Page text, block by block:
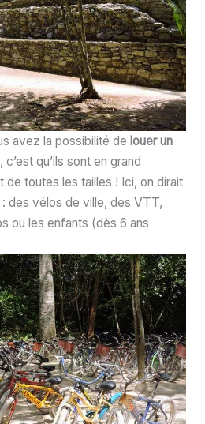
avez la possibilité de louer un
qu’ils sont en grand
toutes les tailles ! Ici, on dirait
des vélos de ville, des VTT,
ou les enfants (dès 6 ans